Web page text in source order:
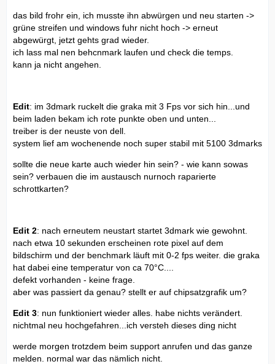
das bild frohr ein, ich musste ihn abwürgen und neu starten ->
grüne streifen und windows fuhr nicht hoch -> erneut
abgewürgt, jetzt gehts grad wieder.
ich lass mal nen behcnmark laufen und check die temps.
kann ja nicht angehen.
Edit: im 3dmark ruckelt die graka mit 3 Fps vor sich hin...und
beim laden bekam ich rote punkte oben und unten...
treiber is der neuste von dell.
system lief am wochenende noch super stabil mit 5100 3dmarks
sollte die neue karte auch wieder hin sein? - wie kann sowas
sein? verbauen die im austausch nurnoch raparierte
schrottkarten?
Edit 2: nach erneutem neustart startet 3dmark wie gewohnt.
nach etwa 10 sekunden erscheinen rote pixel auf dem
bildschirm und der benchmark läuft mit 0-2 fps weiter. die graka
hat dabei eine temperatur von ca 70°C....
defekt vorhanden - keine frage.
aber was passiert da genau? stellt er auf chipsatzgrafik um?
Edit 3: nun funktioniert wieder alles. habe nichts verändert.
nichtmal neu hochgefahren...ich versteh dieses ding nicht
werde morgen trotzdem beim support anrufen und das ganze
melden. normal war das nämlich nicht.